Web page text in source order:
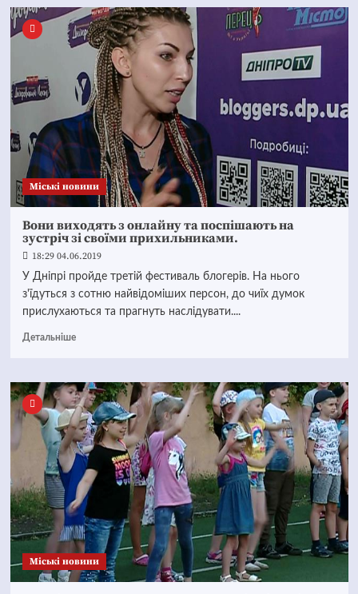
Mіські новини
Вони виходять з онлайну та поспішають на
зустріч зі своїми прихильниками.
18:29 04.06.2019
У Дніпрі пройде третій фестиваль блогерів. На нього
з'їдуться з сотню найвідоміших персон, до чиїх думок
прислухаються та прагнуть наслідувати....
Детальніше
Mіські новини